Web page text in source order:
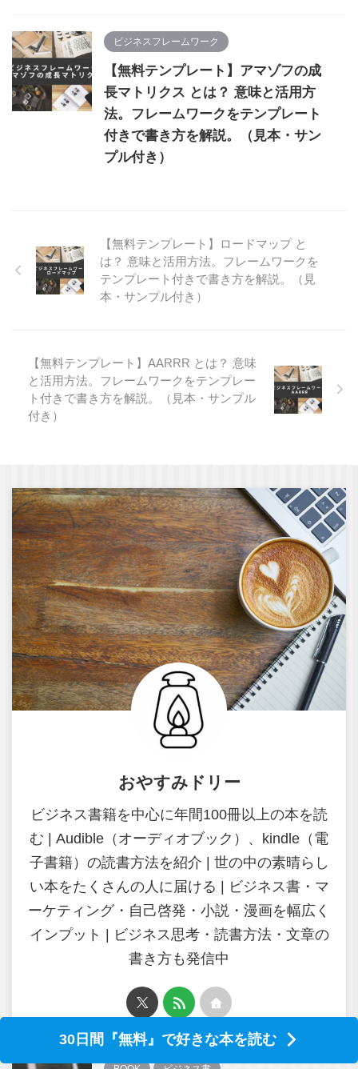
ビジネスフレームワーク
【無料テンプレート】アマゾフの成
長マトリクス とは？ 意味と活用方
法。フレームワークをテンプレート
付きで書き方を解説。（見本・サン
プル付き）
【無料テンプレート】ロードマップ と
は？ 意味と活用方法。フレームワークを
テンプレート付きで書き方を解説。（見
本・サンプル付き）
【無料テンプレート】AARRR とは？ 意味
と活用方法。フレームワークをテンプレー
ト付きで書き方を解説。（見本・サンプル
付き）
おやすみドリー
ビジネス書籍を中心に年間100冊以上の本を読
む | Audible（オーディオブック）、kindle（電
子書籍）の読書方法を紹介 | 世の中の素晴らし
い本をたくさんの人に届ける | ビジネス書・マ
ーケティング・自己啓発・小説・漫画を幅広く
インプット | ビジネス思考・読書方法・文章の
書き方も発信中
30日間『無料』で好きな本を読む